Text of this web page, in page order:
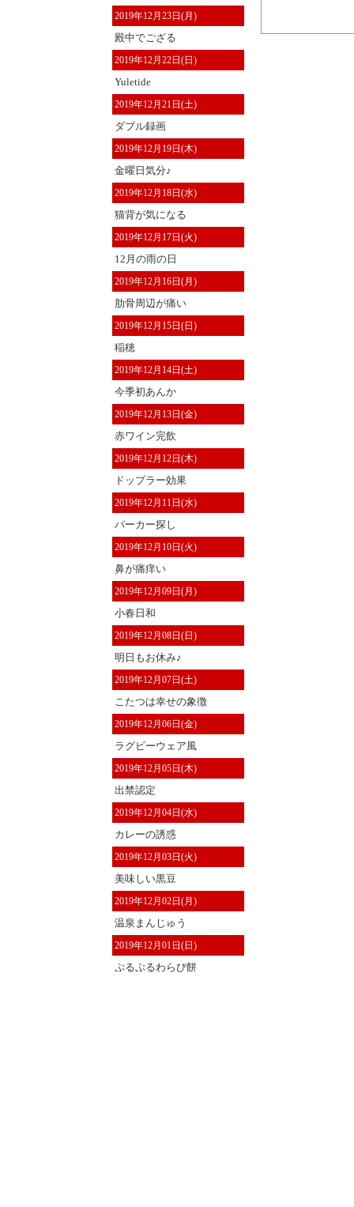
2019年12月23日(月)
殿中でござる
2019年12月22日(日)
Yuletide
2019年12月21日(土)
ダブル録画
2019年12月19日(木)
金曜日気分♪
2019年12月18日(水)
猫背が気になる
2019年12月17日(火)
12月の雨の日
2019年12月16日(月)
肋骨周辺が痛い
2019年12月15日(日)
稲穂
2019年12月14日(土)
今季初あんか
2019年12月13日(金)
赤ワイン完飲
2019年12月12日(木)
ドップラー効果
2019年12月11日(水)
パーカー探し
2019年12月10日(火)
鼻が痛痒い
2019年12月09日(月)
小春日和
2019年12月08日(日)
明日もお休み♪
2019年12月07日(土)
こたつは幸せの象徴
2019年12月06日(金)
ラグビーウェア風
2019年12月05日(木)
出禁認定
2019年12月04日(水)
カレーの誘惑
2019年12月03日(火)
美味しい黒豆
2019年12月02日(月)
温泉まんじゅう
2019年12月01日(日)
ぷるぷるわらび餅